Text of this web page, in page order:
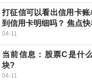
打征信可以看出信用卡
到信用卡明细吗？ 焦点快
04-11
当前信息：股票C是什
块?
04-11